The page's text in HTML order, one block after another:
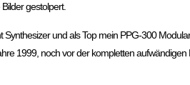
gestolpert.
und als Top mein PPG-300
1999, noch vor der kompletten